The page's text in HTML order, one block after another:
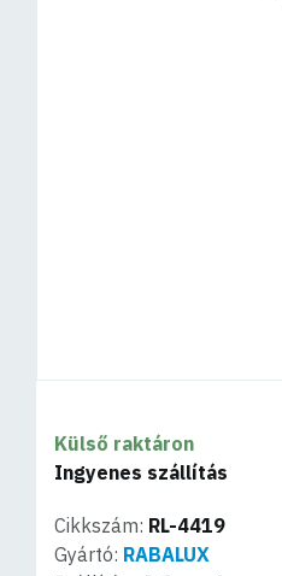
Külső raktáron
Ingyenes szállítás
Cikkszám: RL-4419
Gyártó: RABALUX